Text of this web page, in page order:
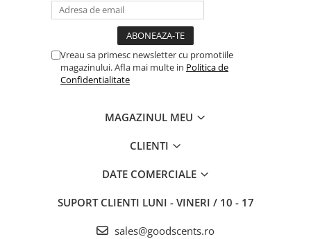
Vreau sa primesc newsletter cu promotiile
magazinului. Afla mai multe in Politica de
Confidentialitate
MAGAZINUL MEU
CLIENTI
DATE COMERCIALE
SUPORT CLIENTI LUNI - VINERI / 10 - 17
sales@goodscents.ro